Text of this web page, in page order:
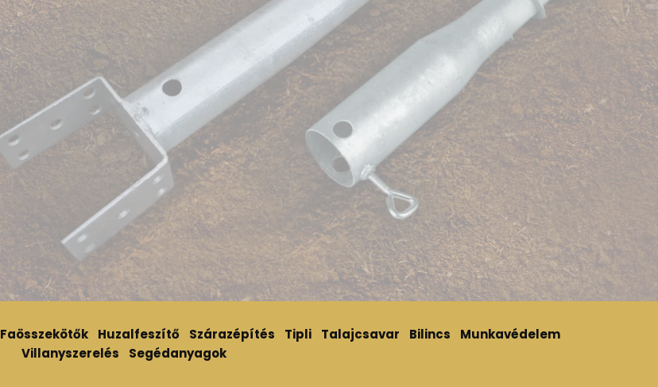
Faösszekötők Huzalfeszítő Szárazépítés Tipli Talajcsavar Bilincs
Munkavédelem
Villanyszerelés
Segédanyagok